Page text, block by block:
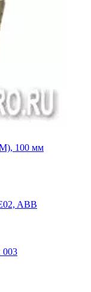
100 мм
ABB
003